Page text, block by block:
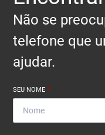
Não se
telefone que
ajudar.
SEU NOME*